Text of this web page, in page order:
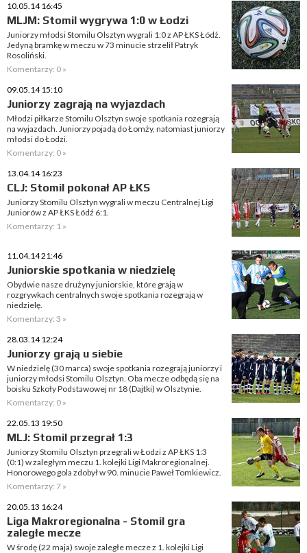
10.05.14 16:45
MLJM: Stomil wygrywa 1:0 w Łodzi
Juniorzy młodsi Stomilu Olsztyn wygrali 1:0 z AP ŁKS Łódź.
Jedyną bramkę w meczu w 73 minucie strzelił Patryk
Rosoliński.
Komentarzy: 0 »
09.05.14 15:10
Juniorzy zagrają na wyjazdach
Młodzi piłkarze Stomilu Olsztyn swoje spotkania rozegrają
na wyjazdach. Juniorzy pojadą do Łomży, natomiast juniorzy
młodsi do Łodzi.
Komentarzy: 0 »
13.04.14 16:23
CLJ: Stomil pokonał AP ŁKS
Juniorzy Stomilu Olsztyn wygrali w meczu Centralnej Ligi
Juniorów z AP ŁKS Łódź 6:1.
Komentarzy: 1 »
11.04.14 21:46
Juniorskie spotkania w niedzielę
Obydwie nasze drużyny juniorskie, które grają w
rozgrywkach centralnych swoje spotkania rozegrają w
niedzielę.
Komentarzy: 3 »
28.03.14 12:24
Juniorzy grają u siebie
W niedzielę (30 marca) swoje spotkania rozegrają juniorzy i
juniorzy młodsi Stomilu Olsztyn. Oba mecze odbędą się na
boisku Szkoły Podstawowej nr 18 (Dajtki) w Olsztynie.
Komentarzy: 0 »
22.05.13 19:50
MLJ: Stomil przegrał 1:3
Juniorzy Stomilu Olsztyn przegrali w Łodzi z AP ŁKS 1:3
(0:1) w zaległym meczu 1. kolejki Ligi Makroregionalnej.
Honorowego gola zdobył w 90. minucie Paweł Tomkiewicz.
Komentarzy: 7 »
20.05.13 16:24
Liga Makroregionalna - Stomil gra
zaległe mecze
W środę (22 maja) swoje zaległe mecze z 1. kolejki Ligi